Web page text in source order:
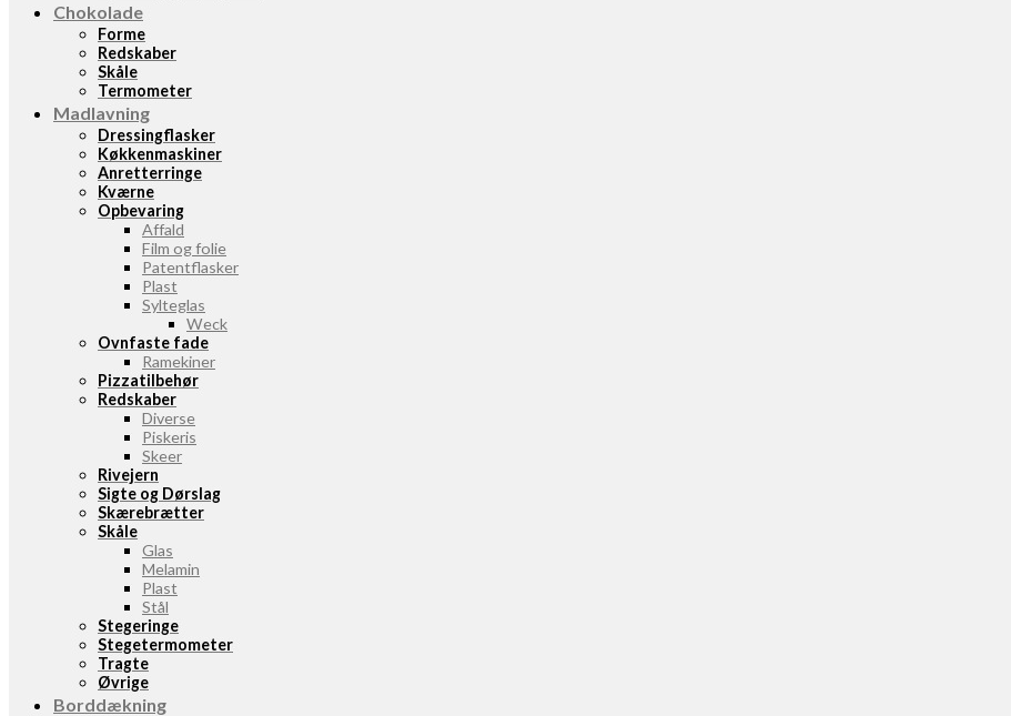
Chokolade
Forme
Redskaber
Skåle
Termometer
Madlavning
Dressingflasker
Køkkenmaskiner
Anretterringe
Kværne
Opbevaring
Affald
Film og folie
Patentflasker
Plast
Sylteglas
Weck
Ovnfaste fade
Ramekiner
Pizzatilbehør
Redskaber
Diverse
Piskeris
Skeer
Rivejern
Sigte og Dørslag
Skærebrætter
Skåle
Glas
Melamin
Plast
Stål
Stegeringe
Stegetermometer
Tragte
Øvrige
Borddækning